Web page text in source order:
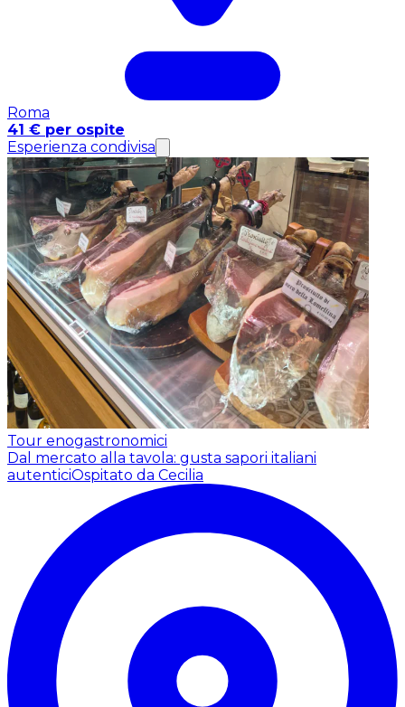
Roma
41 € per ospite
Esperienza condivisa
Tour enogastronomici
Dal mercato alla tavola: gusta sapori italiani
autenticiOspitato da Cecilia